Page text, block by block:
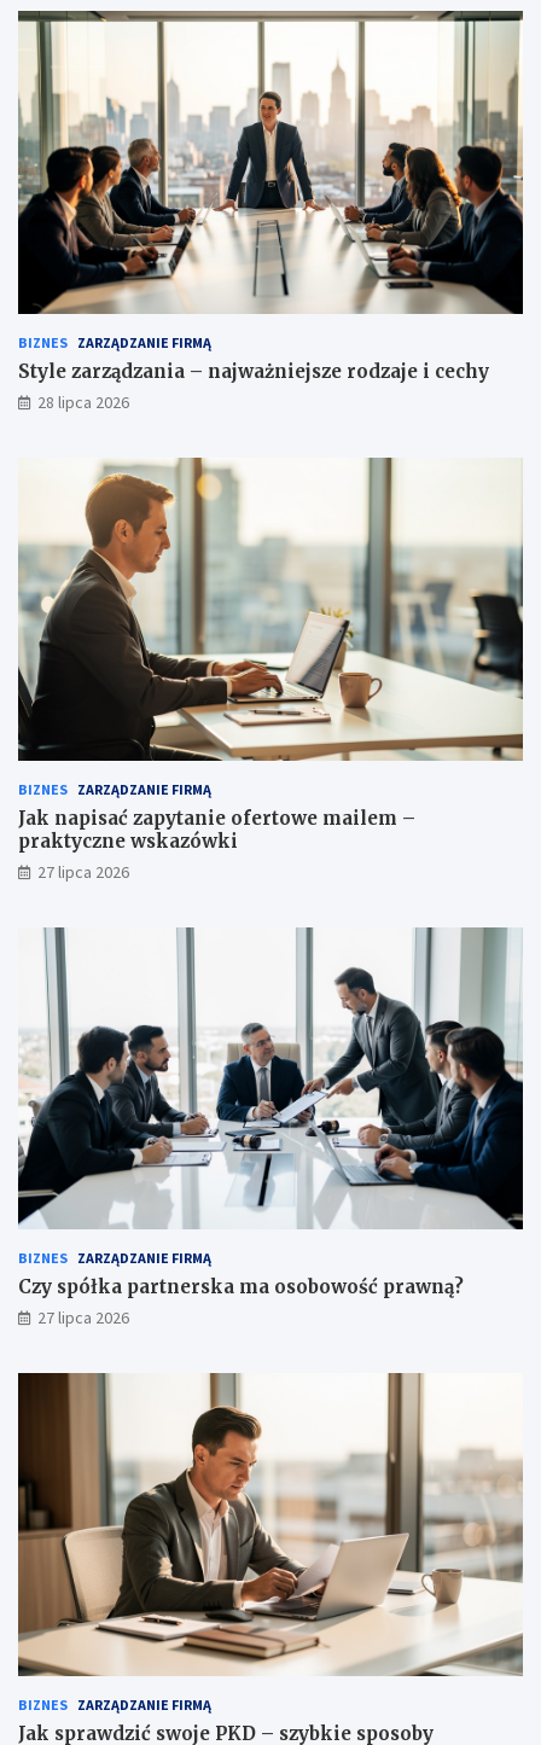
BIZNES ZARZĄDZANIE FIRMĄ
Style zarządzania – najważniejsze rodzaje i cechy
28 lipca 2026
BIZNES ZARZĄDZANIE FIRMĄ
Jak napisać zapytanie ofertowe mailem –
praktyczne wskazówki
27 lipca 2026
BIZNES ZARZĄDZANIE FIRMĄ
Czy spółka partnerska ma osobowość prawną?
27 lipca 2026
BIZNES ZARZĄDZANIE FIRMĄ
Jak sprawdzić swoje PKD – szybkie sposoby